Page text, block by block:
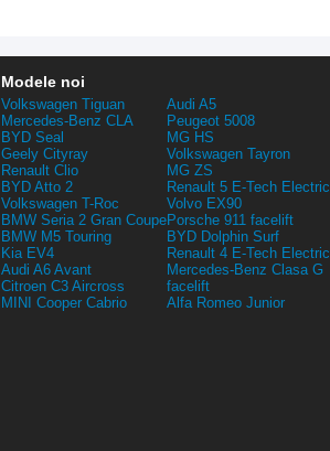
Modele noi
Volkswagen Tiguan
Mercedes-Benz CLA
BYD Seal
Geely Cityray
Renault Clio
BYD Atto 2
Volkswagen T-Roc
BMW Seria 2 Gran Coupe
BMW M5 Touring
Kia EV4
Audi A6 Avant
Citroen C3 Aircross
MINI Cooper Cabrio
Audi A5
Peugeot 5008
MG HS
Volkswagen Tayron
MG ZS
Renault 5 E-Tech Electric
Volvo EX90
Porsche 911 facelift
BYD Dolphin Surf
Renault 4 E-Tech Electric
Mercedes-Benz Clasa G
facelift
Alfa Romeo Junior